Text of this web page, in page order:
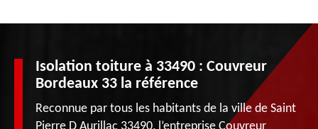
Isolation toiture à 33490 : Couvreur
Bordeaux 33 la référence
Reconnue par tous les habitants de la ville de Saint
Pierre D Aurillac 33490, l’entreprise Couvreur